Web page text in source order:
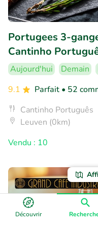
Découvrir
Portugees 3-
Cantinho
Aujourd'hui Demain
9.1
Parfait • 52
Cantinho Português
Leuven (0km)
Vendu : 10